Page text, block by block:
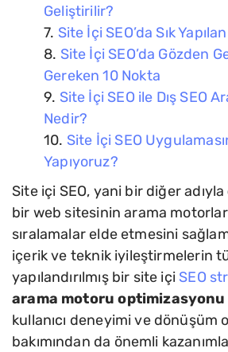
Geliştirilir?
Site İçi SEO’da Sık
Site İçi SEO’da Gözden
Gereken 10 Nokta
Site İçi SEO ile Dış SEO
Nedir?
Site İçi SEO
Yapıyoruz?
Site içi SEO, yani bir diğer adıyla
bir web sitesinin arama
sıralamalar elde etmesini
içerik ve teknik iyileştirmelerin
yapılandırılmış bir site içi SEO
arama motoru optimizasyonu
kullanıcı deneyimi ve dönüşüm
bakımından da önemli